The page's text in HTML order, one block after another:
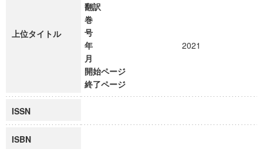
上位タイトル
翻訳
巻
号
年
2021
月
開始ページ
終了ページ
ISSN
ISBN